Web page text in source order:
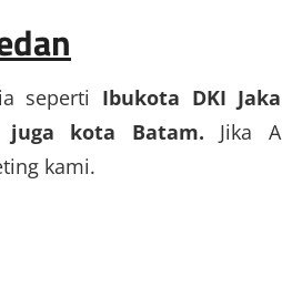
seperti Ibukota DKI
juga kota Batam. Jika
kami.